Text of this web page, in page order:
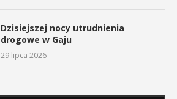
Dzisiejszej nocy utrudnienia
drogowe w Gaju
29 lipca 2026